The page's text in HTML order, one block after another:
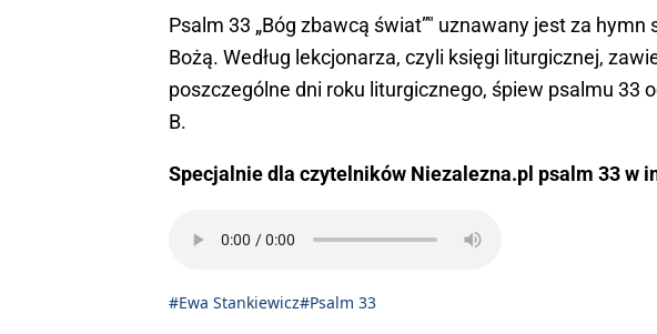
Psalm 33 „Bóg zbawcą świat”" uznawany jest za
Bożą. Według lekcjonarza, czyli księgi liturgicznej,
poszczególne dni roku liturgicznego, śpiew psalmu 33
B.
Specjalnie dla czytelników Niezalezna.pl psalm 33 w
#Ewa Stankiewicz#Psalm 33